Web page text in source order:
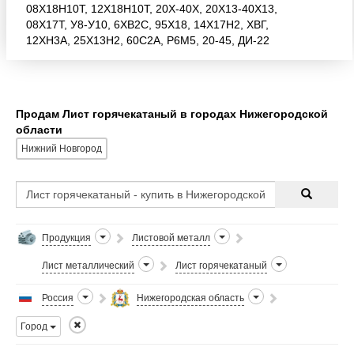
08Х18Н10Т, 12Х18Н10Т, 20Х-40Х, 20Х13-40Х13,
08Х17Т, У8-У10, 6ХВ2С, 95Х18, 14Х17Н2, ХВГ,
12ХН3А, 25Х13Н2, 60С2А, Р6М5, 20-45, ДИ-22
Продам Лист горячекатаный в городах Нижегородской
области
Нижний Новгород
Продукция Листовой металл
Лист металлический Лист горячекатаный
Россия Нижегородская область
Город